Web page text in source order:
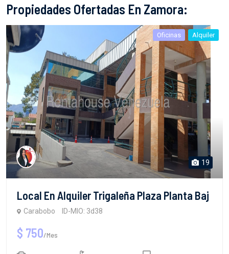
Propiedades Ofertadas En Zamora:
Oficinas Alquiler
19
Local En Alquiler Trigaleña Plaza Planta Baj
Carabobo ID-MIO: 3d38
$ 750/Mes